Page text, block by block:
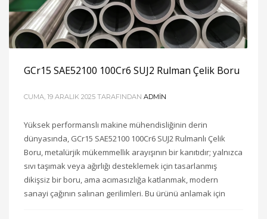
GCr15 SAE52100 100Cr6 SUJ2 Rulman Çelik Boru
CUMA, 19 ARALIK 2025 TARAFINDAN ADMIN
Yüksek performanslı makine mühendisliğinin derin
dünyasında, GCr15 SAE52100 100Cr6 SUJ2 Rulmanlı Çelik
Boru, metalürjik mükemmellik arayışının bir kanıtıdır; yalnızca
sıvı taşımak veya ağırlığı desteklemek için tasarlanmış
dikişsiz bir boru, ama acımasızlığa katlanmak, modern
sanayi çağının salınan gerilimleri. Bu ürünü anlamak için